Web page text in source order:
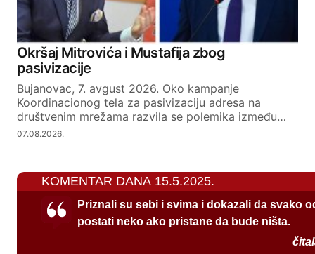
Okršaj Mitrovića i Mustafija zbog
pasivizacije
Bujanovac, 7. avgust 2026. Oko kampanje
Koordinacionog tela za pasivizaciju adresa na
društvenim mrežama razvila se polemika između…
07.08.2026.
KOMENTAR DANA 15.5.2025.
Priznali su sebi i svima i dokazali da svako
postati neko ako pristane da bude ništa.